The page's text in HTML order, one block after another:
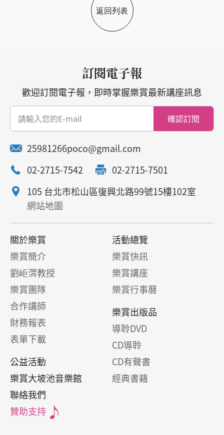
返回列表
訂閱電子報
歡迎訂閱電子報，即時掌握樂賞最新講座訊息
確認訂閱
25981266poco@gmail.com
02-2715-7542
02-2715-7501
105 台北市松山區復興北路99號15樓102室
網站地圖
關於樂賞
樂賞簡介
劉岠渭教授
樂賞團隊
合作講師
財務報表
表單下載
活動總覽
樂賞快訊
樂賞講座
樂賞行事曆
樂賞出版品
導聆DVD
CD導聆
CD有聲書
經典書籍
公益活動
樂賞大坡池音樂館
聯絡我們
贊助支持